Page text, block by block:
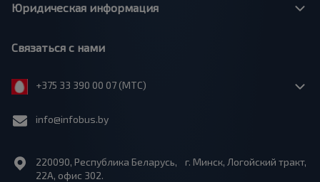
Юридическая информация
Связаться с нами
+375 33 390 00 07 (МТС)
info@infobus.by
220090, Республика Беларусь, г. Минск, Логойский тракт,
22А, офис 302.